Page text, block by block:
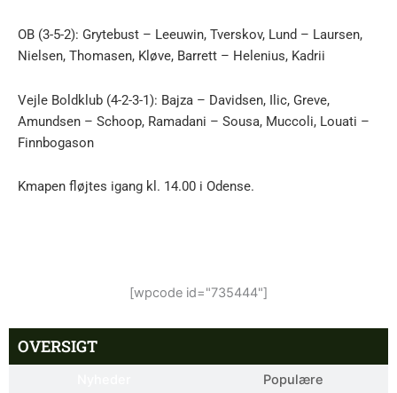
OB (3-5-2): Grytebust – Leeuwin, Tverskov, Lund – Laursen,
Nielsen, Thomasen, Kløve, Barrett – Helenius, Kadrii
Vejle Boldklub (4-2-3-1): Bajza – Davidsen, Ilic, Greve,
Amundsen – Schoop, Ramadani – Sousa, Muccoli, Louati –
Finnbogason
Kmapen fløjtes igang kl. 14.00 i Odense.
[wpcode id="735444"]
OVERSIGT
Populære